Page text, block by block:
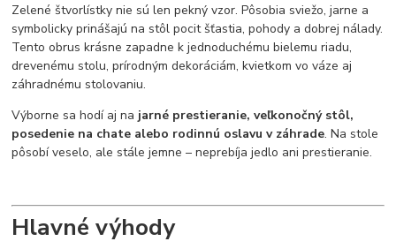
Zelené štvorlístky nie sú len pekný vzor. Pôsobia sviežo, jarne a
symbolicky prinášajú na stôl pocit šťastia, pohody a dobrej nálady.
Tento obrus krásne zapadne k jednoduchému bielemu riadu,
drevenému stolu, prírodným dekoráciám, kvietkom vo váze aj
záhradnému stolovaniu.
Výborne sa hodí aj na jarné prestieranie, veľkonočný stôl,
posedenie na chate alebo rodinnú oslavu v záhrade. Na stole
pôsobí veselo, ale stále jemne – neprebíja jedlo ani prestieranie.
Hlavné výhody